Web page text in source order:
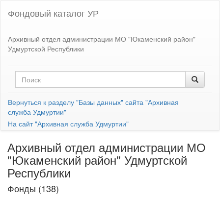
Фондовый каталог УР
Архивный отдел администрации МО "Юкаменский район"
Удмуртской Республики
Вернуться к разделу "Базы данных" сайта "Архивная
служба Удмуртии"
На сайт "Архивная служба Удмуртии"
Архивный отдел администрации МО
"Юкаменский район" Удмуртской
Республики
Фонды (138)